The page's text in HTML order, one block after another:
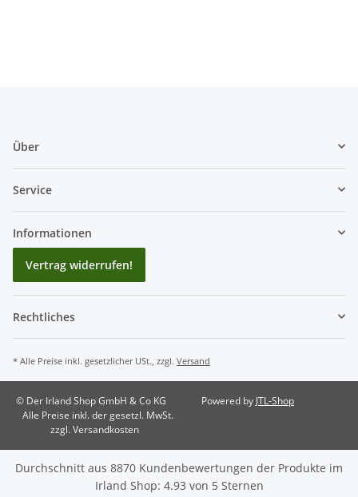
Über
Service
Informationen
Vertrag widerrufen!
Rechtliches
* Alle Preise inkl. gesetzlicher USt., zzgl. Versand
© Der Irland Shop GmbH & Co KG
Alle Preise inkl. der gesetzl. MwSt.
zzgl. Versandkosten
Powered by JTL-Shop
Durchschnitt aus 8870 Kundenbewertungen der Produkte im
Irland Shop: 4.93 von 5 Sternen